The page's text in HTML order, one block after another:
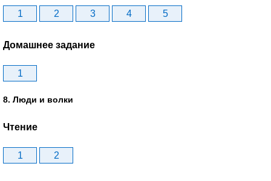
1 2 3 4 5
Домашнее задание
1
8. Люди и волки
Чтение
1 2